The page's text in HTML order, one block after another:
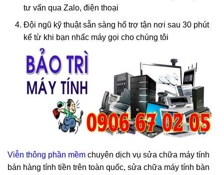
tư vấn qua Zalo, điện thoại
Đội ngũ kỹ thuật sẵn sàng hổ trợ tận nơi sau 30 phút
kể từ khi bạn nhấc máy gọi cho chúng tôi
Viễn thông phần mềm chuyên dịch vụ sửa chữa máy tính
bán hàng tính tiền trên toàn quốc, sửa chữa máy tính bàn